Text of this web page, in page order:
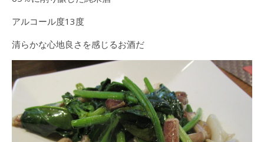
アルコール度13度
清らかな心地良さを感じるお酒だ